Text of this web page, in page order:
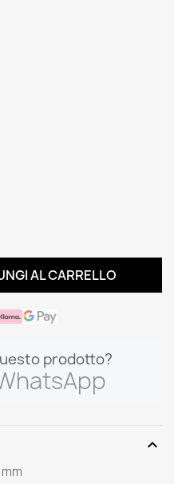
AL CARRELLO
prodotto?
expand_more